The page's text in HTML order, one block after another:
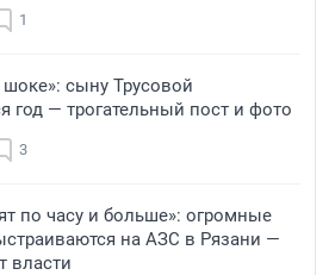
1
сыну Трусовой
год — трогательный пост и фото
3
по часу и больше»: огромные
на АЗС в Рязани —
власти